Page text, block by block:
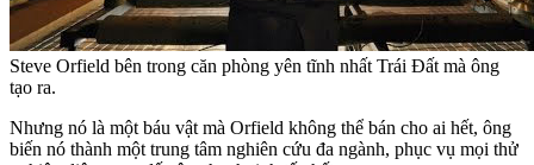
Steve Orfield bên trong căn phòng yên tĩnh nhất Trái Đất mà ông
tạo ra.
Nhưng nó là một báu vật mà Orfield không thể bán cho ai hết, ông
biến nó thành một trung tâm nghiên cứu đa ngành, phục vụ mọi thử